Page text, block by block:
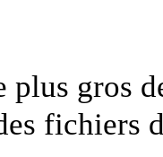
plus gros
fichiers